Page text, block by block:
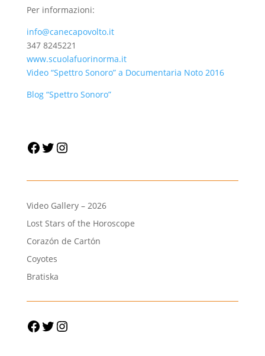
Per informazioni:
info@canecapovolto.it
347 8245221
www.scuolafuorinorma.it
Video “Spettro Sonoro” a Documentaria Noto 2016
Blog “Spettro Sonoro”
Facebook
Twitter
Video Gallery – 2026
Lost Stars of the Horoscope
Corazón de Cartón
Coyotes
Bratiska
Facebook
Twitter